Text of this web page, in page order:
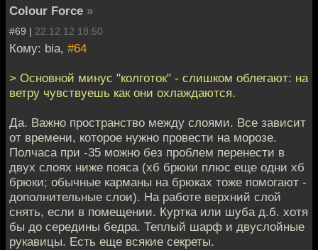
Colour Force »
#69 | 22.12.12 18:50
Кому: bia, #64
> Основной минус "колготок" - слишком облегают: на
ветру чувствуешь как они охлаждаются.
Да. Важно пространство между слоями. Все зависит
от времени, которое нужно провести на морозе.
Полчаса при -35 можно без проблем перенести в
двух слоях ниже пояса (хб брюки плюс еще одни хб
брюки; обычные карманы на брюках тоже помогают -
дополнительные слои). На работе верхний слой
снять, если в помещении. Куртка или шуба д.б. хотя
бы до середины бедра. Теплый шарф и двуслойные
рукавицы. Есть еще всякие секреты.